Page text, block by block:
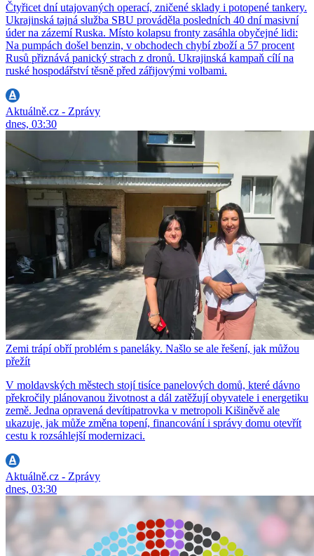
Čtyřicet dní utajovaných operací, zničené sklady i potopené tankery.
Ukrajinská tajná služba SBU prováděla posledních 40 dní masivní
úder na zázemí Ruska. Místo kolapsu fronty zasáhla obyčejné lidi:
Na pumpách došel benzin, v obchodech chybí zboží a 57 procent
Rusů přiznává panický strach z dronů. Ukrajinská kampaň cílí na
ruské hospodářství těsně před zářijovými volbami.
Aktuálně.cz - Zprávy
dnes, 03:30
Zemi trápí obří problém s paneláky. Našlo se ale řešení, jak můžou
přežít
V moldavských městech stojí tisíce panelových domů, které dávno
překročily plánovanou životnost a dál zatěžují obyvatele i energetiku
země. Jedna opravená devítipatrovka v metropoli Kišiněvě ale
ukazuje, jak může změna topení, financování i správy domu otevřít
cestu k rozsáhlejší modernizaci.
Aktuálně.cz - Zprávy
dnes, 03:30